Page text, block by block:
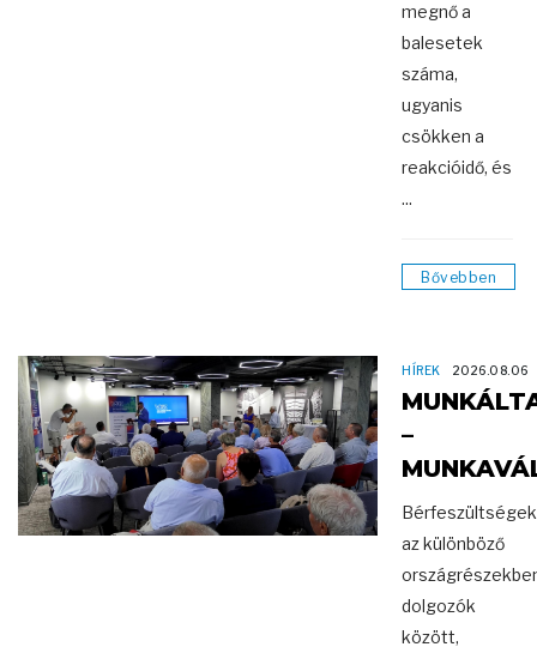
megnő a
balesetek
száma,
ugyanis
csökken a
reakcióidő, és
...
Bővebben
HÍREK 2026.08.06
–
Bérfeszültségek
az különböző
dolgozók
között,